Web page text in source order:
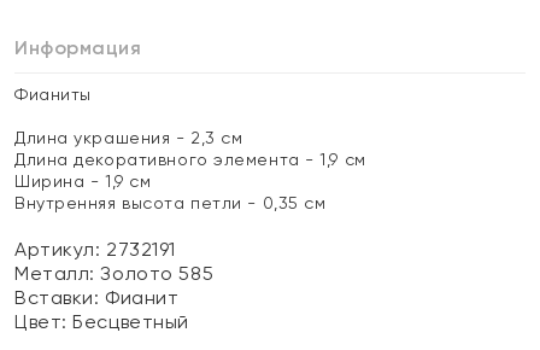
Информация
Фианиты
Длина украшения - 2,3 см
Длина декоративного элемента - 1,9 см
Ширина - 1,9 см
Внутренняя высота петли - 0,35 см
Артикул: 2732191
Металл:Золото 585
Вставки: Фианит
Цвет:Бесцветный